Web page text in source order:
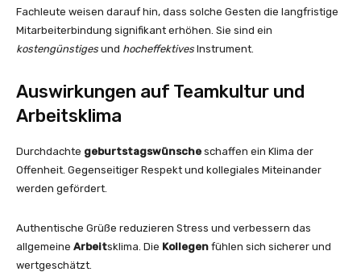
Fachleute weisen darauf hin, dass solche Gesten die langfristige
Mitarbeiterbindung signifikant erhöhen. Sie sind ein
kostengünstiges und hocheffektives Instrument.
Auswirkungen auf Teamkultur und
Arbeitsklima
Durchdachte geburtstagswünsche schaffen ein Klima der
Offenheit. Gegenseitiger Respekt und kollegiales Miteinander
werden gefördert.
Authentische Grüße reduzieren Stress und verbessern das
allgemeine Arbeitsklima. Die Kollegen fühlen sich sicherer und
wertgeschätzt.